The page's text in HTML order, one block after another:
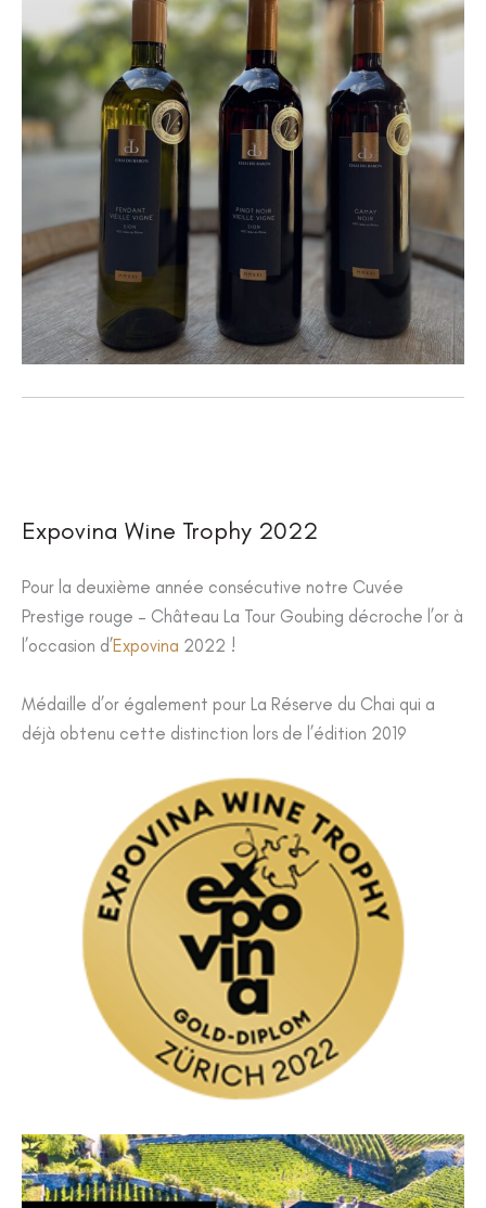
Expovina Wine Trophy 2022
Pour la deuxième année consécutive notre Cuvée
Prestige rouge – Château La Tour Goubing décroche l’or à
l’occasion d’Expovina 2022 !
Médaille d’or également pour La Réserve du Chai qui a
déjà obtenu cette distinction lors de l’édition 2019